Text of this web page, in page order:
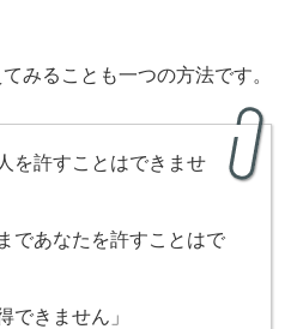
みることも一つの方法です。
を許すことはできませ
であなたを許すことはで
できません」